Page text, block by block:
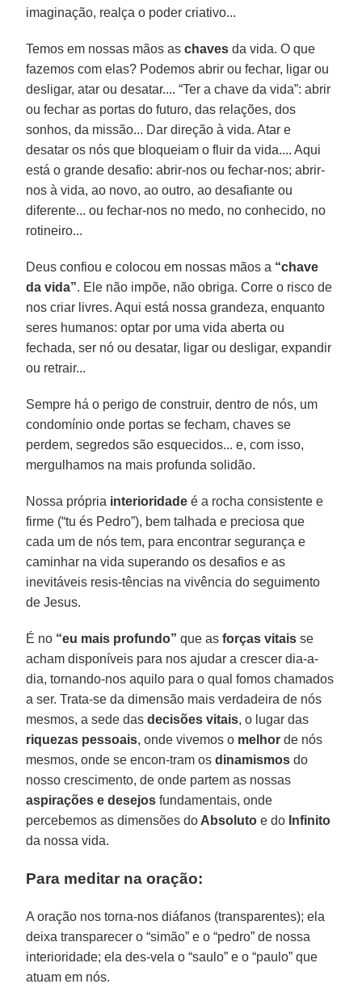
imaginação, realça o poder criativo...
Temos em nossas mãos aschaves da vida. O que
fazemos com elas? Podemos abrir ou fechar, ligar ou
desligar, atar ou desatar.... “Ter a chave da vida”: abrir
ou fechar as portas do futuro, das relações, dos
sonhos, da missão... Dar direção à vida. Atar e
desatar os nós que bloqueiam o fluir da vida.... Aqui
está o grande desafio: abrir-nos ou fechar-nos; abrir-
nos à vida, ao novo, ao outro, ao desafiante ou
diferente... ou fechar-nos no medo, no conhecido, no
rotineiro...
Deus confiou e colocou em nossas mãos a “chave
da vida”. Ele não impõe, não obriga. Corre o risco de
nos criar livres. Aqui está nossa grandeza, enquanto
seres humanos: optar por uma vida aberta ou
fechada, ser nó ou desatar, ligar ou desligar, expandir
ou retrair...
Sempre há o perigo de construir, dentro de nós, um
condomínio onde portas se fecham, chaves se
perdem, segredos são esquecidos... e, com isso,
mergulhamos na mais profunda solidão.
Nossa própria interioridade é a rocha consistente e
firme (“tu és Pedro”), bem talhada e preciosa que
cada um de nós tem, para encontrar segurança e
caminhar na vida superando os desafios e as
inevitáveis resis-tências na vivência do seguimento
de Jesus.
É no “eu mais profundo” que asforças vitais se
acham disponíveis para nos ajudar a crescer dia-a-
dia, tornando-nos aquilo para o qual fomos chamados
a ser. Trata-se da dimensão mais verdadeira de nós
mesmos, a sede dasdecisões vitais, o lugar das
riquezas pessoais, onde vivemos o melhor de nós
mesmos, onde se encon-tram os dinamismos do
nosso crescimento, de onde partem as nossas
aspirações e desejos fundamentais, onde
percebemos as dimensões do Absoluto e do Infinito
da nossa vida.
Para meditar na oração:
A oração nos torna-nos diáfanos (transparentes); ela
deixa transparecer o “simão” e o “pedro” de nossa
interioridade; ela des-vela o “saulo” e o “paulo” que
atuam em nós.